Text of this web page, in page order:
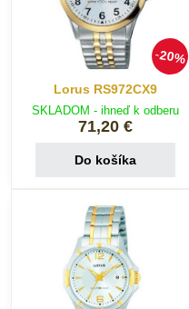
20%
Lorus RS972CX9
SKLADOM - ihneď k odberu
71,20 €
Do košíka